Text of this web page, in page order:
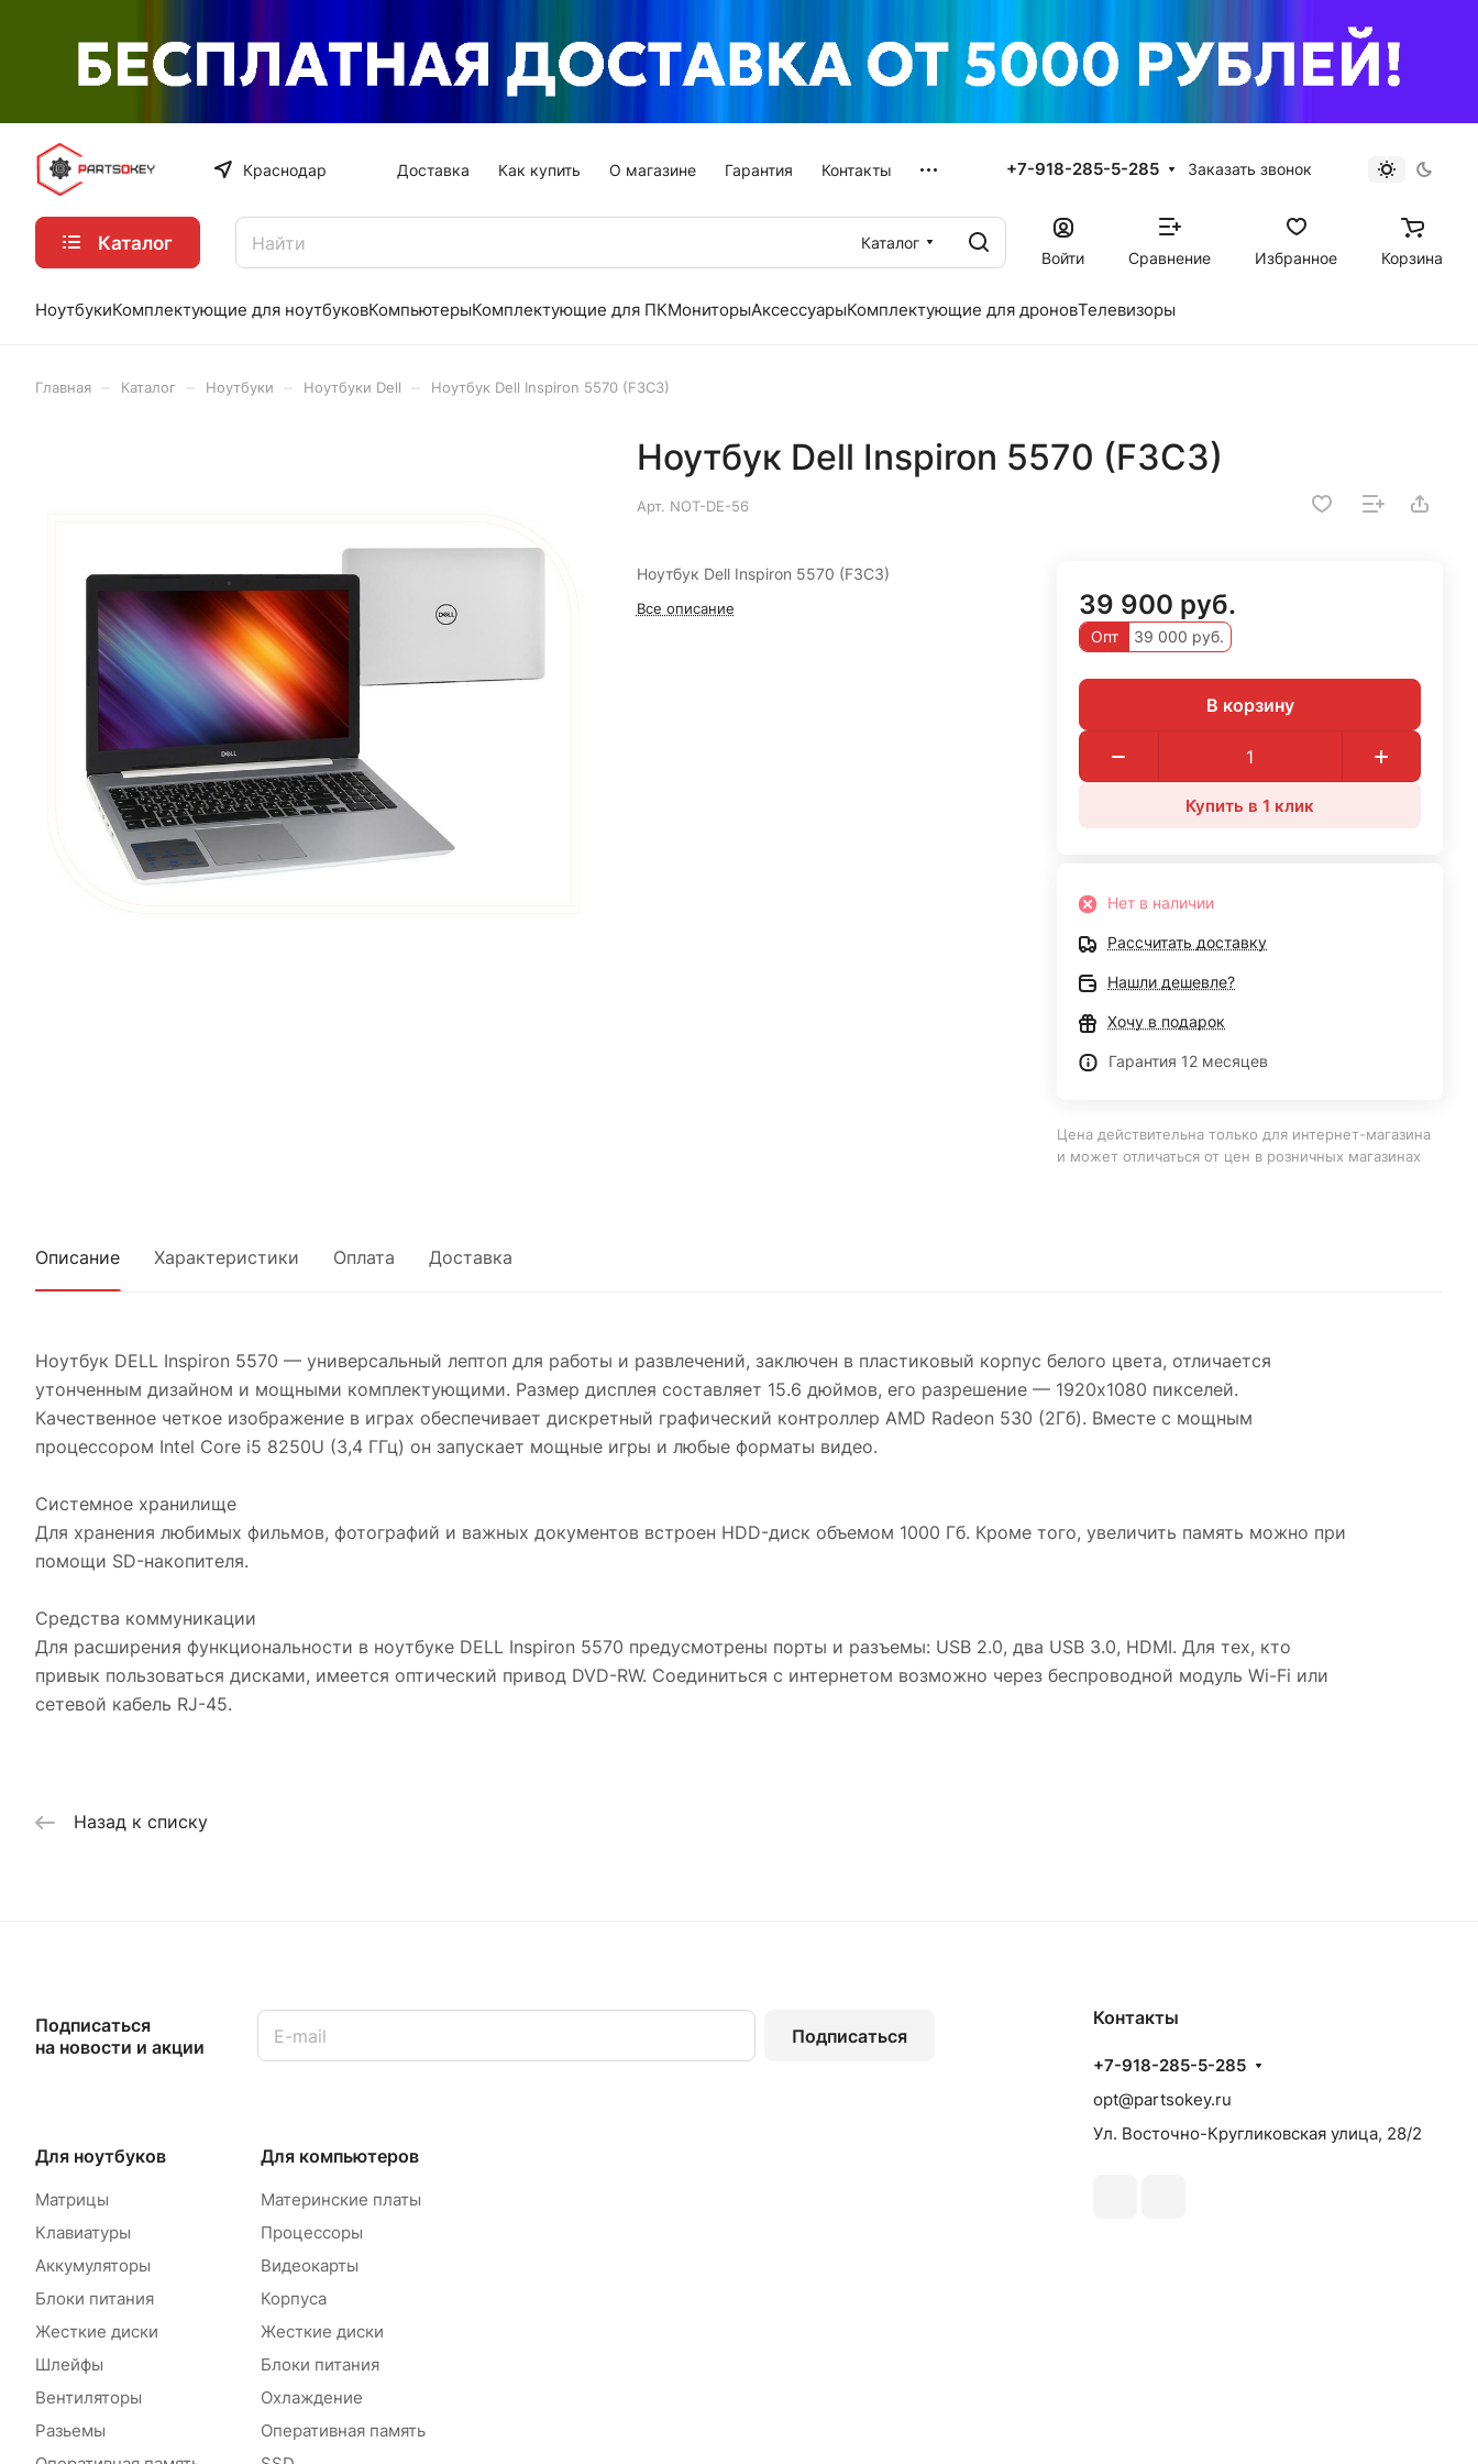
Краснодар Доставка Как купить О магазине Гарантия Контакты +7-918-285-5-285 Заказать звонок
Каталог
Каталог
Войти
Сравнение Избранное Корзина
НоутбукиКомплектующие для ноутбуковКомпьютерыКомплектующие для ПКМониторыАксессуарыКомплектующие для дроновТелевизоры
Главная Каталог Ноутбуки Ноутбуки Dell Ноутбук Dell Inspiron 5570 (F3C3)
Ноутбук Dell Inspiron 5570 (F3C3)
Арт. NOT-DE-56
Ноутбук Dell Inspiron 5570 (F3C3)
Все описание 39 900 руб.
Опт 39 000 руб.
В корзину
Купить в 1 клик
Нет в наличии
Рассчитать доставку
Нашли дешевле?
Хочу в подарок
Гарантия 12 месяцев
Цена действительна только для интернет-магазина
и может отличаться от цен в розничных магазинах
Описание Характеристики Оплата Доставка
Ноутбук DELL Inspiron 5570 — универсальный лептоп для работы и развлечений, заключен в пластиковый корпус белого цвета, отличается
утонченным дизайном и мощными комплектующими. Размер дисплея составляет 15.6 дюймов, его разрешение — 1920х1080 пикселей.
Качественное четкое изображение в играх обеспечивает дискретный графический контроллер AMD Radeon 530 (2Гб). Вместе с мощным
процессором Intel Core i5 8250U (3,4 ГГц) он запускает мощные игры и любые форматы видео.
Системное хранилище
Для хранения любимых фильмов, фотографий и важных документов встроен HDD-диск объемом 1000 Гб. Кроме того, увеличить память можно при
помощи SD-накопителя.
Средства коммуникации
Для расширения функциональности в ноутбуке DELL Inspiron 5570 предусмотрены порты и разъемы: USB 2.0, два USB 3.0, HDMI. Для тех, кто
привык пользоваться дисками, имеется оптический привод DVD-RW. Соединиться с интернетом возможно через беспроводной модуль Wi-Fi или
сетевой кабель RJ-45.
Назад к списку
Подписаться
на новости и акции
Подписаться
Для ноутбуков
Матрицы
Клавиатуры
Аккумуляторы
Блоки питания
Жесткие диски
Шлейфы
Вентиляторы
Разьемы
Для компьютеров
Материнские платы
Процессоры
Видеокарты
Корпуса
Жесткие диски
Блоки питания
Охлаждение
Оперативная память
Контакты
+7-918-285-5-285
opt@partsokey.ru
Ул. Восточно-Кругликовская улица, 28/2